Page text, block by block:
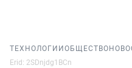
ТЕХНОЛОГИИ ОБЩЕСТВО
Erid: 2SDnjdg1BCn